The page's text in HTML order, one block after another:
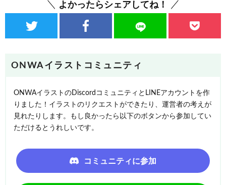
よかったらシェアしてね！
ONWAイラストコミュニティ
ONWAイラストのDiscordコミュニティとLINEアカウントを作
りました！イラストのリクエストができたり、運営者の考えが
見れたりします。もし良かったら以下のボタンから参加してい
ただけるとうれしいです。
コミュニティに参加